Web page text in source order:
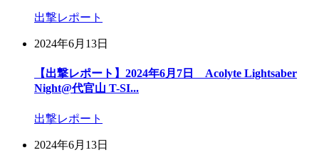
出撃レポート
2024年6月13日
【出撃レポート】2024年6月7日 Acolyte Lightsaber
Night@代官山 T-SI...
出撃レポート
2024年6月13日